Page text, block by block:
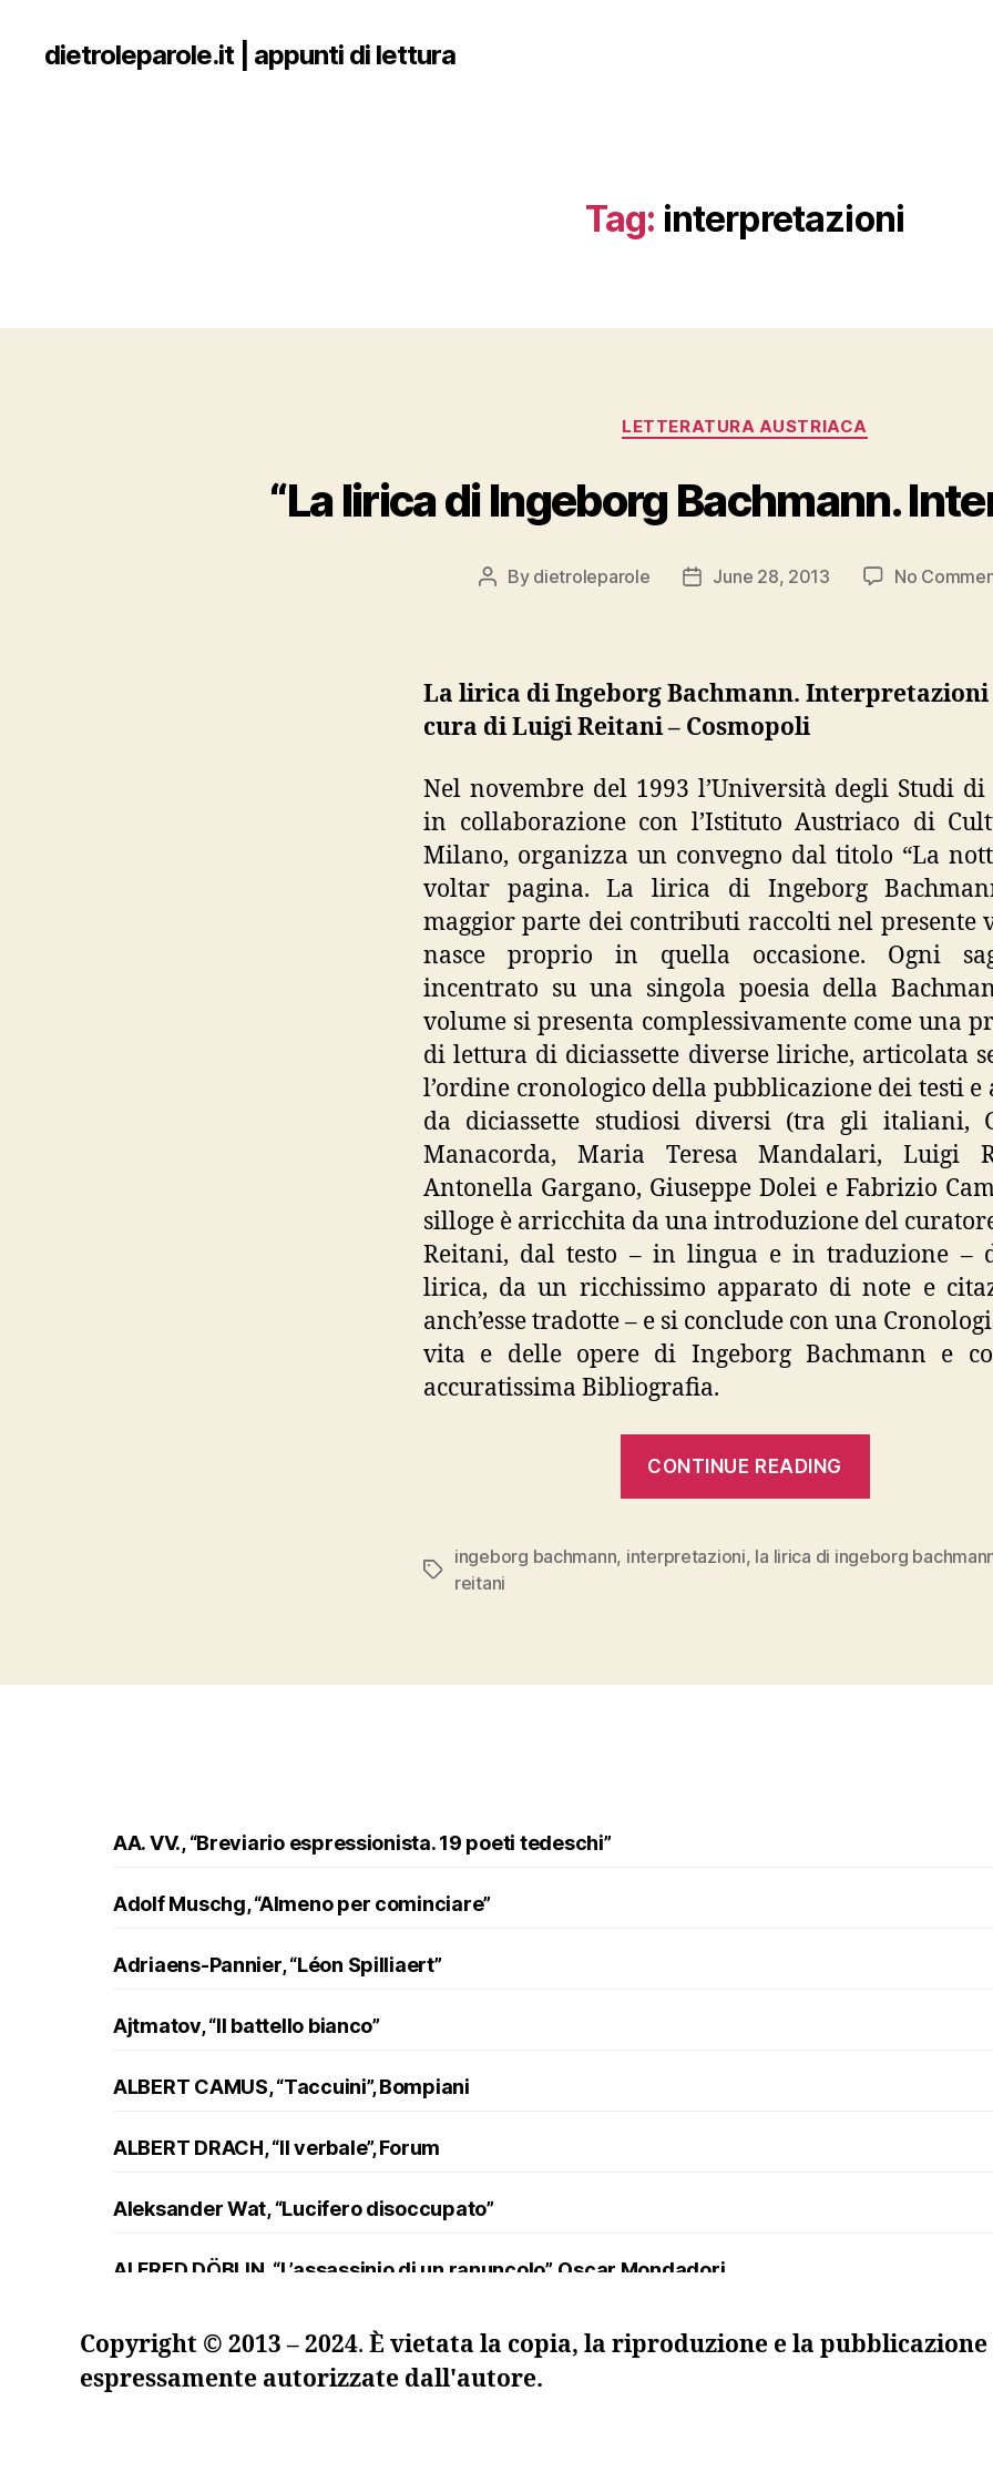
dietroleparole.it | appunti di lettura
Tag: interpretazioni
Categories
LETTERATURA AUSTRIACA
“La lirica di Ingeborg Bachmann.
Post
By dietroleparole
PostJune 28, 2013 No
La lirica di Ingeborg Bachmann. Interpretazioni
cura di Luigi Reitani – Cosmopoli
Nel novembre del 1993 l’Università degli Studi di
in collaborazione con l’Istituto Austriaco di
Milano, organizza un convegno dal titolo “La
voltar pagina. La lirica di Ingeborg
maggior parte dei contributi raccolti nel presente
nasce proprio in quella occasione. Ogni
incentrato su una singola poesia della
volume si presenta complessivamente come una
di lettura di diciassette diverse liriche, articolata
l’ordine cronologico della pubblicazione dei testi e
da diciassette studiosi diversi (tra gli italiani,
Manacorda, Maria Teresa Mandalari, Luigi
Antonella Gargano, Giuseppe Dolei e Fabrizio
silloge è arricchita da una introduzione del
Reitani, dal testo – in lingua e in traduzione –
lirica, da un ricchissimo apparato di note e
anch’esse tradotte – e si conclude con una
vita e delle opere di Ingeborg Bachmann e
accuratissima Bibliografia.
CONTINUE READING
Ingeborg
Tags
ingeborg bachmann, interpretazioni, la lirica di ingeborg
reitani
AA. VV., “Breviario espressionista. 19 poeti tedeschi”
Adolf Muschg, “Almeno per cominciare”
Adriaens-Pannier, “Léon Spilliaert”
Ajtmatov, “Il battello bianco”
ALBERT CAMUS, “Taccuini”, Bompiani
ALBERT DRACH, “Il verbale”, Forum
Aleksander Wat, “Lucifero disoccupato”
ALFRED DÖBLIN, “L’assassinio di un ranuncolo”, Oscar Mondadori
Andreev, “Lazzaro e altre novelle”
ANDRZEJ KUŚNIEWICZ, “Lezione di lingua morta”, Sellerio
Copyright © 2013 – 2024. È vietata la copia, la riproduzione e la
espressamente autorizzate dall'autore.